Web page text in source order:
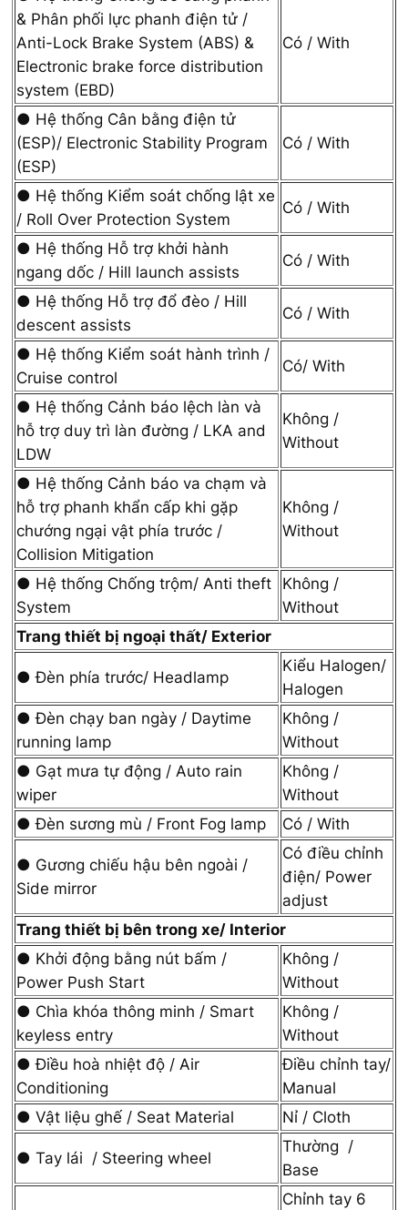
& Phân phối lực phanh điện tử /
Anti-Lock Brake System (ABS) &
Electronic brake force distribution
system (EBD)
Có / With
● Hệ thống Cân bằng điện tử
(ESP)/ Electronic Stability Program
(ESP)
Có / With
● Hệ thống Kiểm soát chống lật xe
/ Roll Over Protection System
Có / With
● Hệ thống Hỗ trợ khởi hành
ngang dốc / Hill launch assists
Có / With
● Hệ thống Hỗ trợ đổ đèo / Hill
descent assists
Có / With
● Hệ thống Kiểm soát hành trình /
Cruise control
Có/ With
● Hệ thống Cảnh báo lệch làn và
hỗ trợ duy trì làn đường / LKA and
LDW
Không /
Without
● Hệ thống Cảnh báo va chạm và
hỗ trợ phanh khẩn cấp khi gặp
chướng ngại vật phía trước /
Collision Mitigation
Không /
Without
● Hệ thống Chống trộm/ Anti theft
System
Không /
Without
Trang thiết bị ngoại thất/ Exterior
● Đèn phía trước/ Headlamp
Kiểu Halogen/
Halogen
● Đèn chạy ban ngày / Daytime
running lamp
Không /
Without
● Gạt mưa tự động / Auto rain
wiper
Không /
Without
● Đèn sương mù / Front Fog lamp
Có / With
● Gương chiếu hậu bên ngoài /
Side mirror
Có điều chỉnh
điện/ Power
adjust
Trang thiết bị bên trong xe/ Interior
● Khởi động bằng nút bấm /
Power Push Start
Không /
Without
● Chìa khóa thông minh / Smart
keyless entry
Không /
Without
● Điều hoà nhiệt độ / Air
Conditioning
Điều chỉnh tay/
Manual
● Vật liệu ghế / Seat Material
Nỉ / Cloth
● Tay lái / Steering wheel
Thường /
Base
Chỉnh tay 6